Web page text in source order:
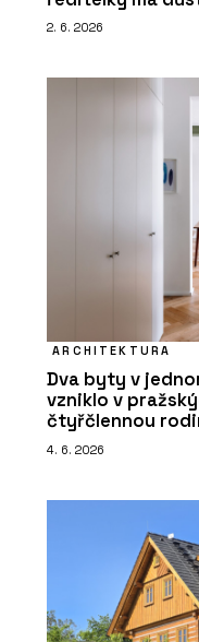
2. 6. 2026
ARCHITEKTURA
Dva byty v
vzniklo v
čtyřčlennou
4. 6. 2026